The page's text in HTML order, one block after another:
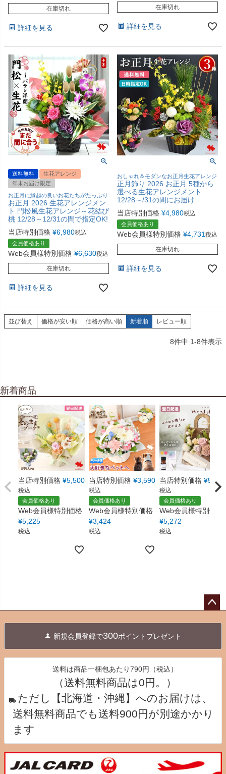
在庫切れ
詳細を見る
在庫切れ
詳細を見る
送料無料
生花アレンジ
年末お届け限定
お正月に縁起の良いお花たちがたっぷり
お正月 2026 生花アレンジメン
ト 門松風生花アレンジ～花結び
桃 12/28～12/31の間で指定OK!
当店特別価格 ¥6,980税込
会員価格あり
Web会員様特別価格 ¥6,630税込
在庫切れ
詳細を見る
おしゃれ＆モダンなお正月生花アレンジ
正月飾り 2026 お正月 5種から
選べる生花アレンジメント
12/28～/31の間にお届け
当店特別価格 ¥4,980税込
会員価格あり
Web会員様特別価格 ¥4,731 税込
在庫切れ
詳細を見る
並び替え 価格が安い順 価格が高い順 新着順 レビュー順
8件中 1-8件表示
新着商品
当店特別価格 ¥5,500
税込
会員価格あり
Web会員様特別価格
¥5,225
税込
当店特別価格 ¥3,590
税込
会員価格あり
Web会員様特別価格
¥3,424
税込
当店特別価格 ¥5,550
税込
会員価格あり
Web会員様特別価格
¥5,272
税込
へ
新規会員登録で300ポイントプレゼント
送料は商品一梱包あたり790円（税込）
（送料無料商品は0円。）
ただし【北海道・沖縄】へのお届けは、
送料無料商品でも送料900円が別途かかり
ます